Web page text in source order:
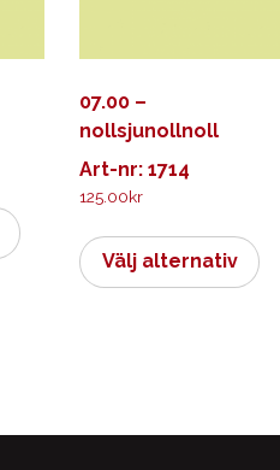
här
produkten
alternativen
07.00 –
nollsjunollnoll
Art-nr: 1714
125.00kr
Välj alternativ
här